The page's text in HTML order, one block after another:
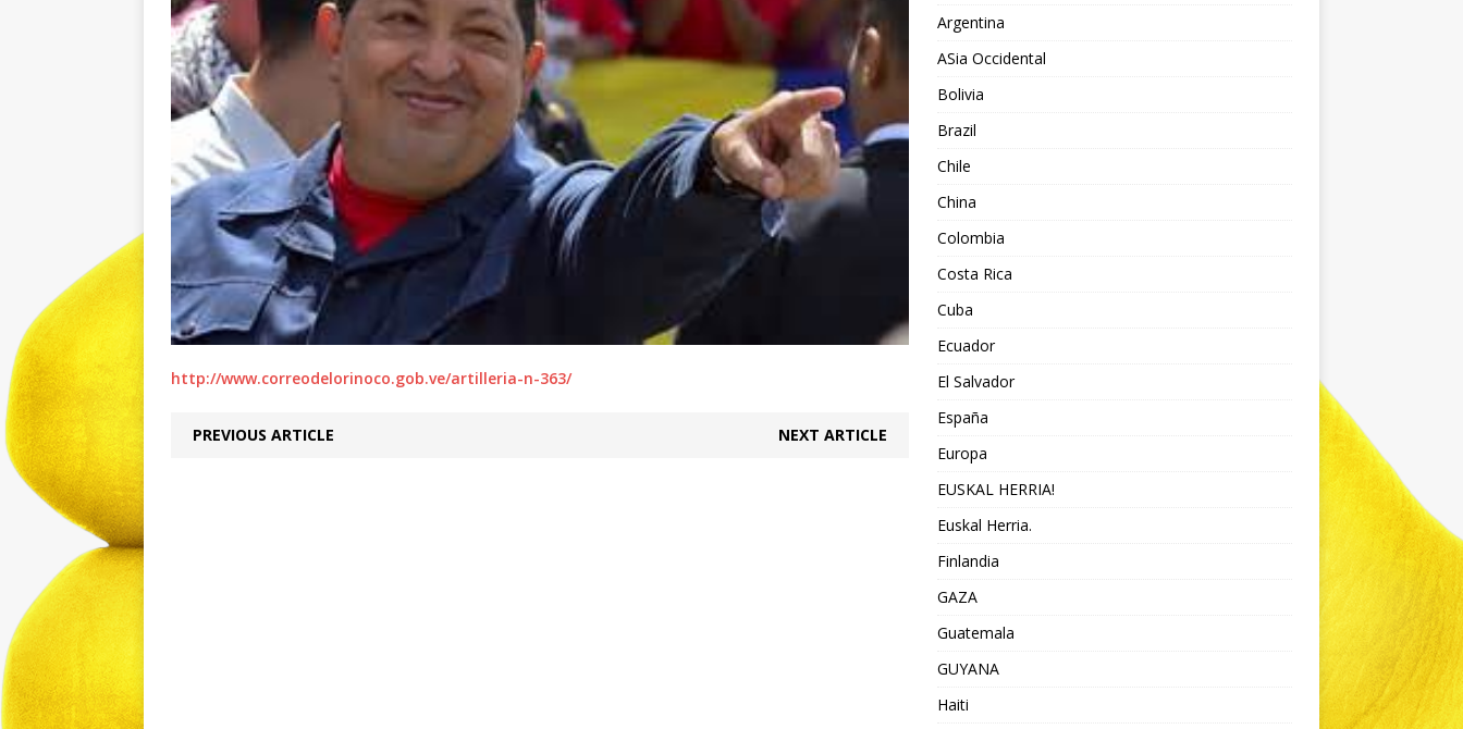
http://www.correodelorinoco.gob.ve/artilleria-n-363/
PREVIOUS ARTICLE NEXT ARTICLE
Argentina
ASia Occidental
Bolivia
Brazil
Chile
China
Colombia
Costa Rica
Cuba
Ecuador
El Salvador
España
Europa
EUSKAL HERRIA!
Euskal Herria.
Finlandia
GAZA
Guatemala
GUYANA
Haiti